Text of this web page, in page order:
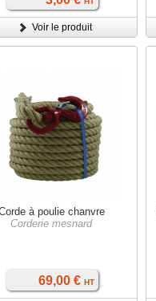
Voir le produit
à poulie chanvre
Corderie mesnard
69,00 € HT